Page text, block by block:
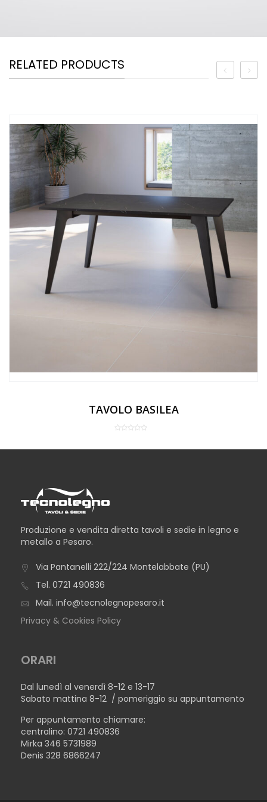
RELATED PRODUCTS
TAVOLO BASILEA
Produzione e vendita diretta tavoli e sedie in legno e
metallo a Pesaro.
Via Pantanelli 222/224 Montelabbate (PU)
Tel. 0721 490836
Mail. info@tecnolegnopesaro.it
Privacy & Cookies Policy
ORARI
Dal lunedì al venerdì 8-12 e 13-17
Sabato mattina 8-12 / pomeriggio su appuntamento
Per appuntamento chiamare:
centralino: 0721 490836
Mirka 346 5731989
Denis 328 6866247